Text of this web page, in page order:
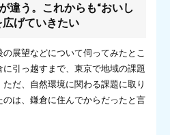
違う。これからも“おいし
広げていきたい
展望などについて伺ってみたとこ
引っ越すまで、東京で地域の課題
だ、自然環境に関わる課題に取り
は、鎌倉に住んでからだったと言